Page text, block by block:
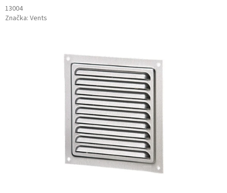
13004
Značka: Vents